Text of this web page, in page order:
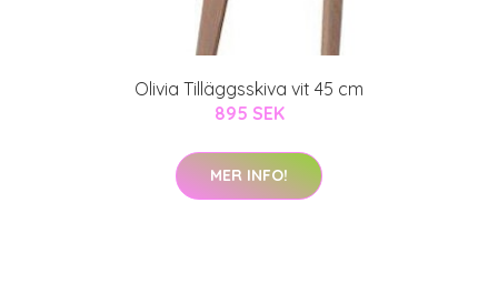
Olivia Tilläggsskiva vit 45 cm
895 SEK
MER INFO!